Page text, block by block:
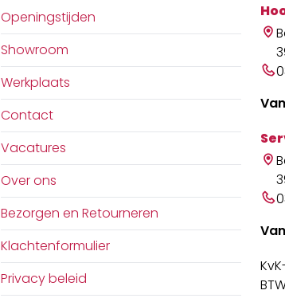
Openingstijden
Showroom
Werkplaats
Contact
Vacatures
Over ons
Bezorgen en Retourneren
Klachtenformulier
Privacy beleid